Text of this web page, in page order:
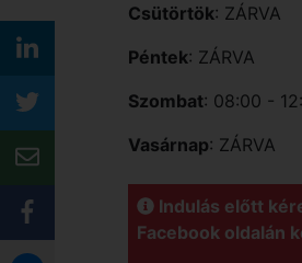
Csütörtök: ZÁRVA
Péntek: ZÁRVA
Szombat: 08:00 -
Vasárnap: ZÁRVA
Indulás előtt
Facebook oldalán